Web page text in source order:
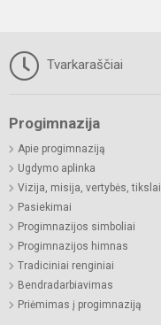
Tvarkaraščiai
Progimnazija
Apie progimnaziją
Ugdymo aplinka
Vizija, misija, vertybės, tikslai
Pasiekimai
Progimnazijos simboliai
Progimnazijos himnas
Tradiciniai renginiai
Bendradarbiavimas
Priėmimas į progimnaziją